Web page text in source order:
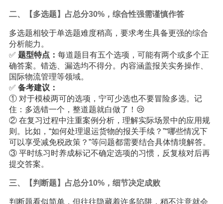
二、【多选题】占总分30%，综合性强需谨慎作答
多选题相较于单选题难度稍高，要求考生具备更强的综合
分析能力。
✅ 题型特点： 每道题目有五个选项，可能有两个或多个正
确答案。错选、漏选均不得分。内容涵盖报关实务操作、
国际物流管理等领域。
✅ 备考建议：
① 对于模棱两可的选项，宁可少选也不要冒险多选。记
住：多选错一个，整道题就白做了！😢
② 在复习过程中注重案例分析，理解实际场景中的应用规
则。比如，“如何处理退运货物的报关手续？”“哪些情况下
可以享受减免税政策？”等问题都需要结合具体情境解答。
③ 平时练习时养成标记不确定选项的习惯，反复核对后再
提交答案。
三、【判断题】占总分10%，细节决定成败
判断题看似简单，但往往隐藏着许多陷阱，稍不注意就会